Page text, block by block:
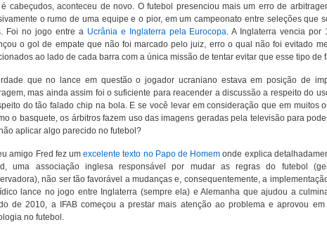
é cabeçudos, aconteceu de novo. O futebol presenciou mais um erro de
o rumo de uma equipe e o pior, em um campeonato entre seleções que
Foi no jogo entre a Ucrânia e Inglaterra pela Eurocopa. A Inglaterra vencia por
o gol de empate que não foi marcado pelo juiz, erro o qual não foi evitado
ao lado de cada barra com a única missão de tentar evitar que esse tipo de
que no lance em questão o jogador ucraniano estava em posição de
mas ainda assim foi o suficiente para reacender a discussão a respeito do
do tão falado chip na bola. E se você levar em consideração que em muitos
o basquete, os árbitros fazem uso das imagens geradas pela televisão para
aplicar algo parecido no futebol?
amigo Fred fez umexcelente texto no Papo de Homem onde explica
uma associação inglesa responsável por mudar as regras do futebol
não ser tão favorável a mudanças e, consequentemente, a
lance no jogo entre Inglaterra (sempre ela) e Alemanha que ajudou a
de 2010, a IFAB começou a prestar mais atenção ao problema e aprovou
no futebol.